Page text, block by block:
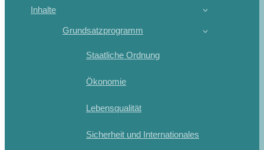
Inhalte
Grundsatzprogramm
Staatliche Ordnung
Ökonomie
Lebensqualität
Sicherheit und Internationales